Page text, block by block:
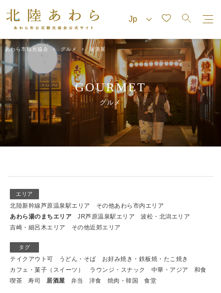
あわら市観光協会 グルメ 居酒屋
GOURMET
グルメ
エリア
北陸新幹線芦原温泉駅エリア
その他あわら市内エリア
あわら湯のまちエリア
JR芦原温泉駅エリア
波松・北潟エリア
吉崎・細呂木エリア
その他近郊エリア
タグ
テイクアウト可 うどん・そば
お好み焼き・鉄板焼・たこ焼き
カフェ・菓子（スイーツ）
ラウンジ・スナック 中華・アジア
和食
喫茶
寿司 居酒屋 弁当 洋食 焼肉・韓国 食堂